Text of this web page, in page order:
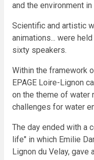
and the environment in
Scientific and artistic
animations... were
sixty speakers.
Within the framework
EPAGE Loire-Lignon
on the theme of water
challenges for water
The day ended with a
life" in which Emilie
Lignon du Velay, gave